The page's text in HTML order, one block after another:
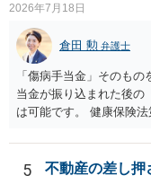
2026年7月18日
倉田 勲 弁護士
「傷病手当金」そのも
当金が振り込まれた後の
は可能です。 健康保険
った扶養義務に基づく特
んぽに対して「夫に支
しい」と直接差し押さ
5 不動産の差し押